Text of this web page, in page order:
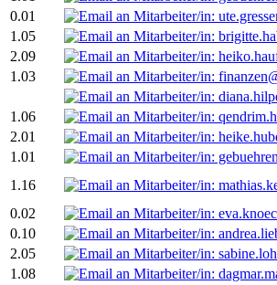
0.01
1.05
2.09
1.03
1.06
2.01
1.01
1.16
0.02
0.10
2.05
1.08